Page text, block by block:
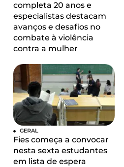
completa 20 anos e
especialistas destacam
avanços e desafios no
combate à violência
contra a mulher
GERAL
Fies começa a convocar
nesta sexta estudantes
em lista de espera